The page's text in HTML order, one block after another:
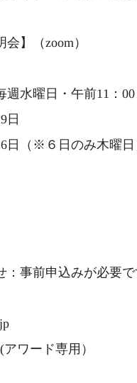
】（zoom）
水曜日・午前11：00
日
（※６日のみ木曜日
事前申込みが必要
アワード専用）